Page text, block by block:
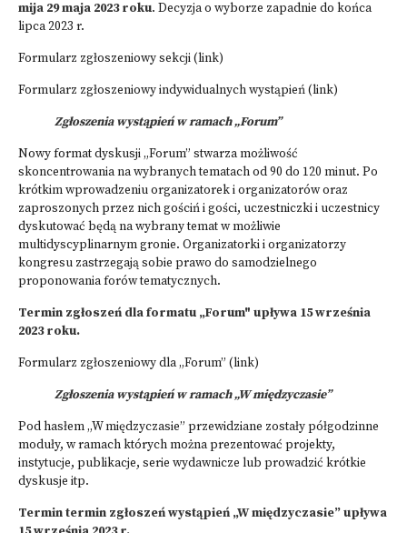
mija 29 maja 2023 roku. Decyzja o wyborze zapadnie do końca
lipca 2023 r.
Formularz zgłoszeniowy sekcji (link)
Formularz zgłoszeniowy indywidualnych wystąpień (link)
Zgłoszenia wystąpień w ramach „Forum”
Nowy format dyskusji „Forum” stwarza możliwość
skoncentrowania na wybranych tematach od 90 do 120 minut. Po
krótkim wprowadzeniu organizatorek i organizatorów oraz
zaproszonych przez nich gościń i gości, uczestniczki i uczestnicy
dyskutować będą na wybrany temat w możliwie
multidyscyplinarnym gronie. Organizatorki i organizatorzy
kongresu zastrzegają sobie prawo do samodzielnego
proponowania forów tematycznych.
Termin zgłoszeń dla formatu „Forum" upływa 15 września
2023 roku.
Formularz zgłoszeniowy dla „Forum” (link)
Zgłoszenia wystąpień w ramach „W międzyczasie”
Pod hasłem „W międzyczasie” przewidziane zostały półgodzinne
moduły, w ramach których można prezentować projekty,
instytucje, publikacje, serie wydawnicze lub prowadzić krótkie
dyskusje itp.
Termin termin zgłoszeń wystąpień „W międzyczasie” upływa